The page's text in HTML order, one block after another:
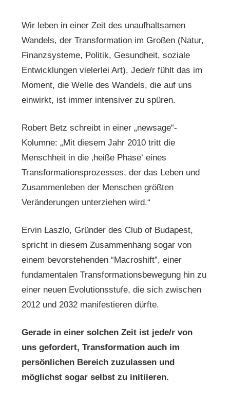
Wir leben in einer Zeit des unaufhaltsamen
Wandels, der Transformation im Großen (Natur,
Finanzsysteme, Politik, Gesundheit, soziale
Entwicklungen vielerlei Art). Jede/r fühlt das im
Moment, die Welle des Wandels, die auf uns
einwirkt, ist immer intensiver zu spüren.
Robert Betz schreibt in einer „newsage“-
Kolumne: „Mit diesem Jahr 2010 tritt die
Menschheit in die ‚heiße Phase‘ eines
Transformationsprozesses, der das Leben und
Zusammenleben der Menschen größten
Veränderungen unterziehen wird.“
Ervin Laszlo, Gründer des Club of Budapest,
spricht in diesem Zusammenhang sogar von
einem bevorstehenden “Macroshift”, einer
fundamentalen Transformationsbewegung hin zu
einer neuen Evolutionsstufe, die sich zwischen
2012 und 2032 manifestieren dürfte.
Gerade in einer solchen Zeit ist jede/r von
uns gefordert, Transformation auch im
persönlichen Bereich zuzulassen und
möglichst sogar selbst zu initiieren.